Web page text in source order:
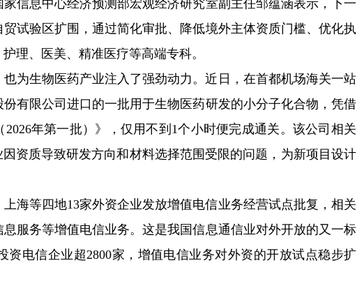
信息中心经济预测部宏观经济研究室副主任邹蕴涵表示，下一
试验区扩围，通过简化审批、降低境外主体资质门槛、优化执
理、医美、精准医疗等高端专科。
为生物医药产业注入了强劲动力。近日，在首都机场海关一站
有限公司进口的一批用于生物医药研发的小分子化合物，凭借
年第一批）》，仅用不到1个小时便完成通关。该公司相关
资质导致研发方向和材料选择范围受限的问题，为新项目设计
海等四地13家外资企业发放增值电信业务经营试点批复，相关
服务等增值电信业务。这是我国信息通信业对外开放的又一标
资电信企业超2800家，增值电信业务对外资的开放试点稳步扩